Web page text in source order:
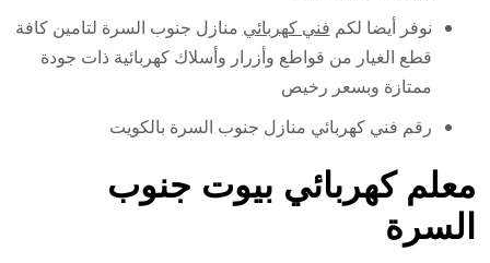
نوفر أيضا لكم فني كهربائي منازل جنوب السرة لتامين كافة
قطع الغيار من قواطع وأزرار وأسلاك كهربائية ذات جودة
ممتازة وبسعر رخيص
رقم فني كهربائي منازل جنوب السرة بالكويت
معلم كهربائي بيوت جنوب
السرة